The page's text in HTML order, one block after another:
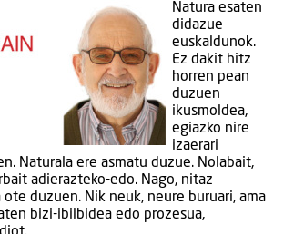
Natura esaten
didazue
euskaldunok.
Ez dakit hitz
horren pean
duzuen
ikusmoldea,
egiazko nire
izaerari
Naturala ere asmatu duzue. Nolabait,
adierazteko-edo. Nago, nitaz
ote duzuen. Nik neuk, neure buruari, ama
bizi-ibilbidea edo prozesua,